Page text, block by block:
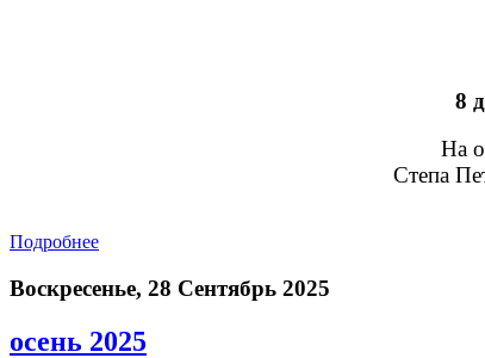
8
На
Степа
Подробнее
Воскресенье, 28 Сентябрь 2025
осень 2025